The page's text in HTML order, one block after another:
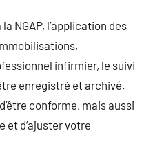
NGAP, l’application des
infirmier, le suivi
enregistré et archivé.
conforme, mais aussi
et d’ajuster votre